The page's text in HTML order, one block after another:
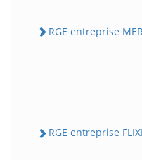
RGE entreprise
RGE entreprise